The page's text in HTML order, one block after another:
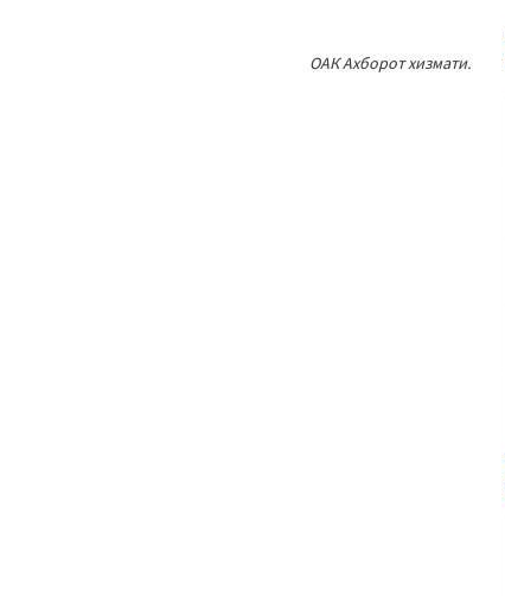
ОАК Ахборот хизмати.